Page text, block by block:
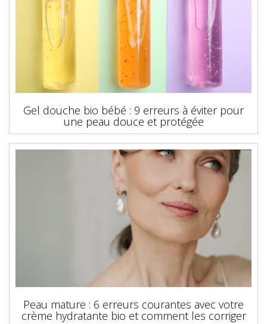
Gel douche bio bébé : 9 erreurs à éviter pour
une peau douce et protégée
Peau mature : 6 erreurs courantes avec votre
crème hydratante bio et comment les corriger